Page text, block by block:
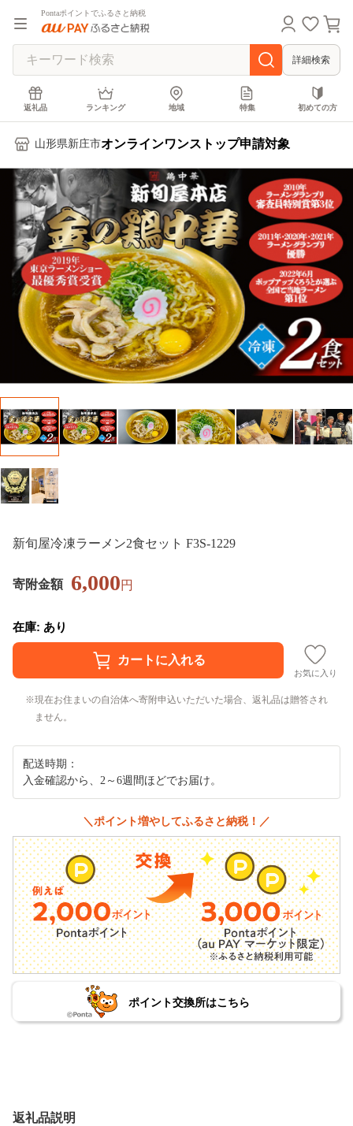
Pontaポイントでふるさと納税
詳細検索
返礼品 ランキング 地域 特集 初めての方
山形県新庄市オンラインワンストップ申請対象
新旬屋冷凍ラーメン2食セット F3S-1229
寄附金額 6,000円
在庫: あり
お気に入り
現在お住まいの自治体へ寄附申込いただいた場合、返礼品は贈答され
ません。
配送時期：
入金確認から、2～6週間ほどでお届け。
＼ポイント増やしてふるさと納税！／
ポイント交換所はこちら
返礼品説明